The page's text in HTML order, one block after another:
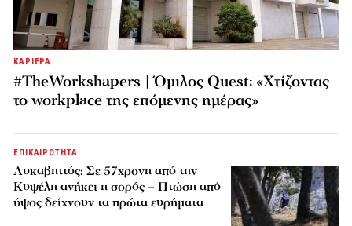
ΚΑΡΙΕΡΑ
#TheWorkshapers | Όμιλος Quest: «Χτίζοντας
το workplace της επόμενης ημέρας»
ΕΠΙΚΑΙΡΟΤΗΤΑ
Λυκαβηττός: Σε 57χρονη από την
Κυψέλη ανήκει η σορός – Πτώση από
ύψος δείχνουν τα πρώτα ευρήματα